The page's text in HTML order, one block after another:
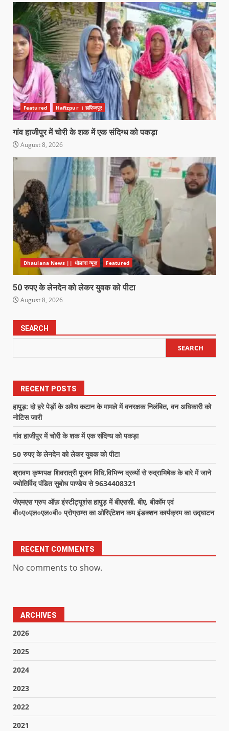
Featured Hafizpur । हाफिजपुर
गांव हाजीपुर में चोरी के शक में एक संदिग्ध को पकड़ा
August 8, 2026
Dhaulana News || धौलाना न्यूज़ Featured
50 रुपए के लेनदेन को लेकर युवक को पीटा
August 8, 2026
SEARCH
SEARCH
RECENT POSTS
हापुड़: दो हरे पेड़ों के अवैध कटान के मामले में वनरक्षक निलंबित, वन अधिकारी को
नोटिस जारी
गांव हाजीपुर में चोरी के शक में एक संदिग्ध को पकड़ा
50 रुपए के लेनदेन को लेकर युवक को पीटा
श्रावण कृष्णपक्ष शिवरात्री पूजन विधि,विभिन्न द्रव्यों से रुद्राभिषेक के बारे में जाने
ज्योतिर्विद पंडित सुबोध पाण्डेय से 9634408321
जेएमएस ग्रुप ऑफ़ इंस्टीट्यूशंस हापुड़ में बीएससी, बीए, बीकॉम एवं
बी०ए०एल०एल०बी० प्रोग्राम्स का ओरिएंटेशन कम इंडक्शन कार्यक्रम का उद्घाटन
RECENT COMMENTS
No comments to show.
ARCHIVES
2026
2025
2024
2023
2022
2021